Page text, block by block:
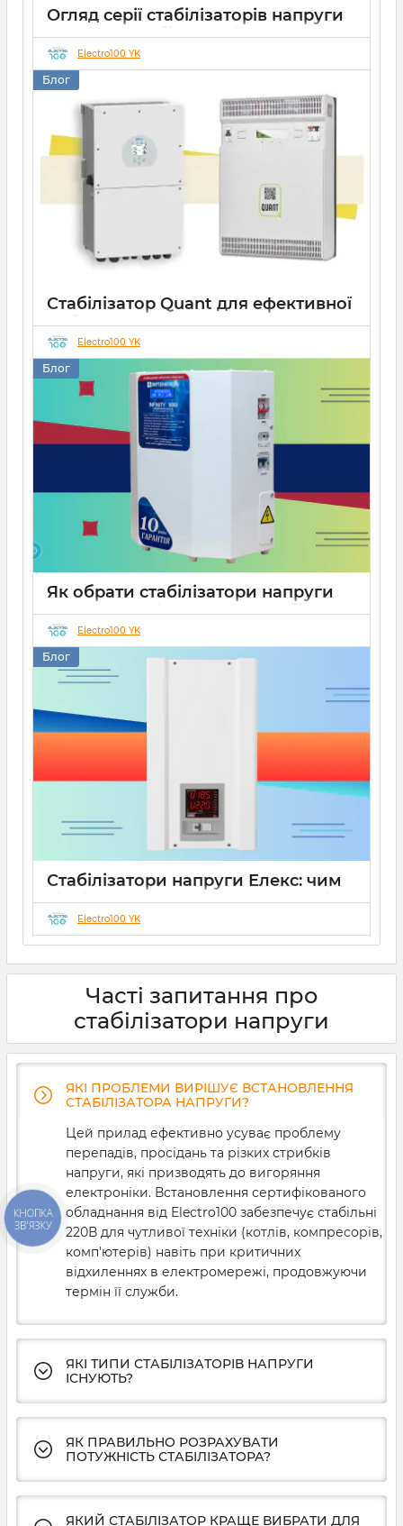
Огляд серії стабілізаторів напруги
Елекс АНТС: більше ніж просто
захист
22 07 2026
Electro100 YK
Блог
Стабілізатор Quant для ефективної
роботи СЕС
14 10 2025
Electro100 YK
Блог
Як обрати стабілізатори напруги
Укртехнологія для дому чи бізнесу
26 08 2025
Electro100 YK
Блог
Стабілізатори напруги Елекс: чим
відрізняються серії Ампер, Герц і
Гібрид (огляд інженерів)
19 08 2025 0 10 хвилин
Electro100 YK
Часті запитання про
стабілізатори напруги
ЯКІ ПРОБЛЕМИ ВИРІШУЄ ВСТАНОВЛЕННЯ
СТАБІЛІЗАТОРА НАПРУГИ?
Цей прилад ефективно усуває проблему
перепадів, просідань та різких стрибків
напруги, які призводять до вигоряння
електроніки. Встановлення сертифікованого
обладнання від Electro100 забезпечує стабільні
220В для чутливої техніки (котлів, компресорів,
комп'ютерів) навіть при критичних
відхиленнях в електромережі, продовжуючи
термін її служби.
ЯКІ ТИПИ СТАБІЛІЗАТОРІВ НАПРУГИ
ІСНУЮТЬ?
ЯК ПРАВИЛЬНО РОЗРАХУВАТИ
ПОТУЖНІСТЬ СТАБІЛІЗАТОРА?
ЯКИЙ СТАБІЛІЗАТОР КРАЩЕ ВИБРАТИ ДЛЯ
КНОПКА
ЗВ'ЯЗКУ